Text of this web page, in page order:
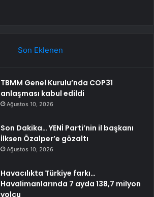
Son Eklenen
TBMM Genel Kurulu’nda COP31
anlaşması kabul edildi
Ağustos 10, 2026
Son Dakika… YENİ Parti’nin il başkanı
İlksen Özalper’e gözaltı
Ağustos 10, 2026
Havacılıkta Türkiye farkı…
Havalimanlarında 7 ayda 138,7 milyon
yolcu